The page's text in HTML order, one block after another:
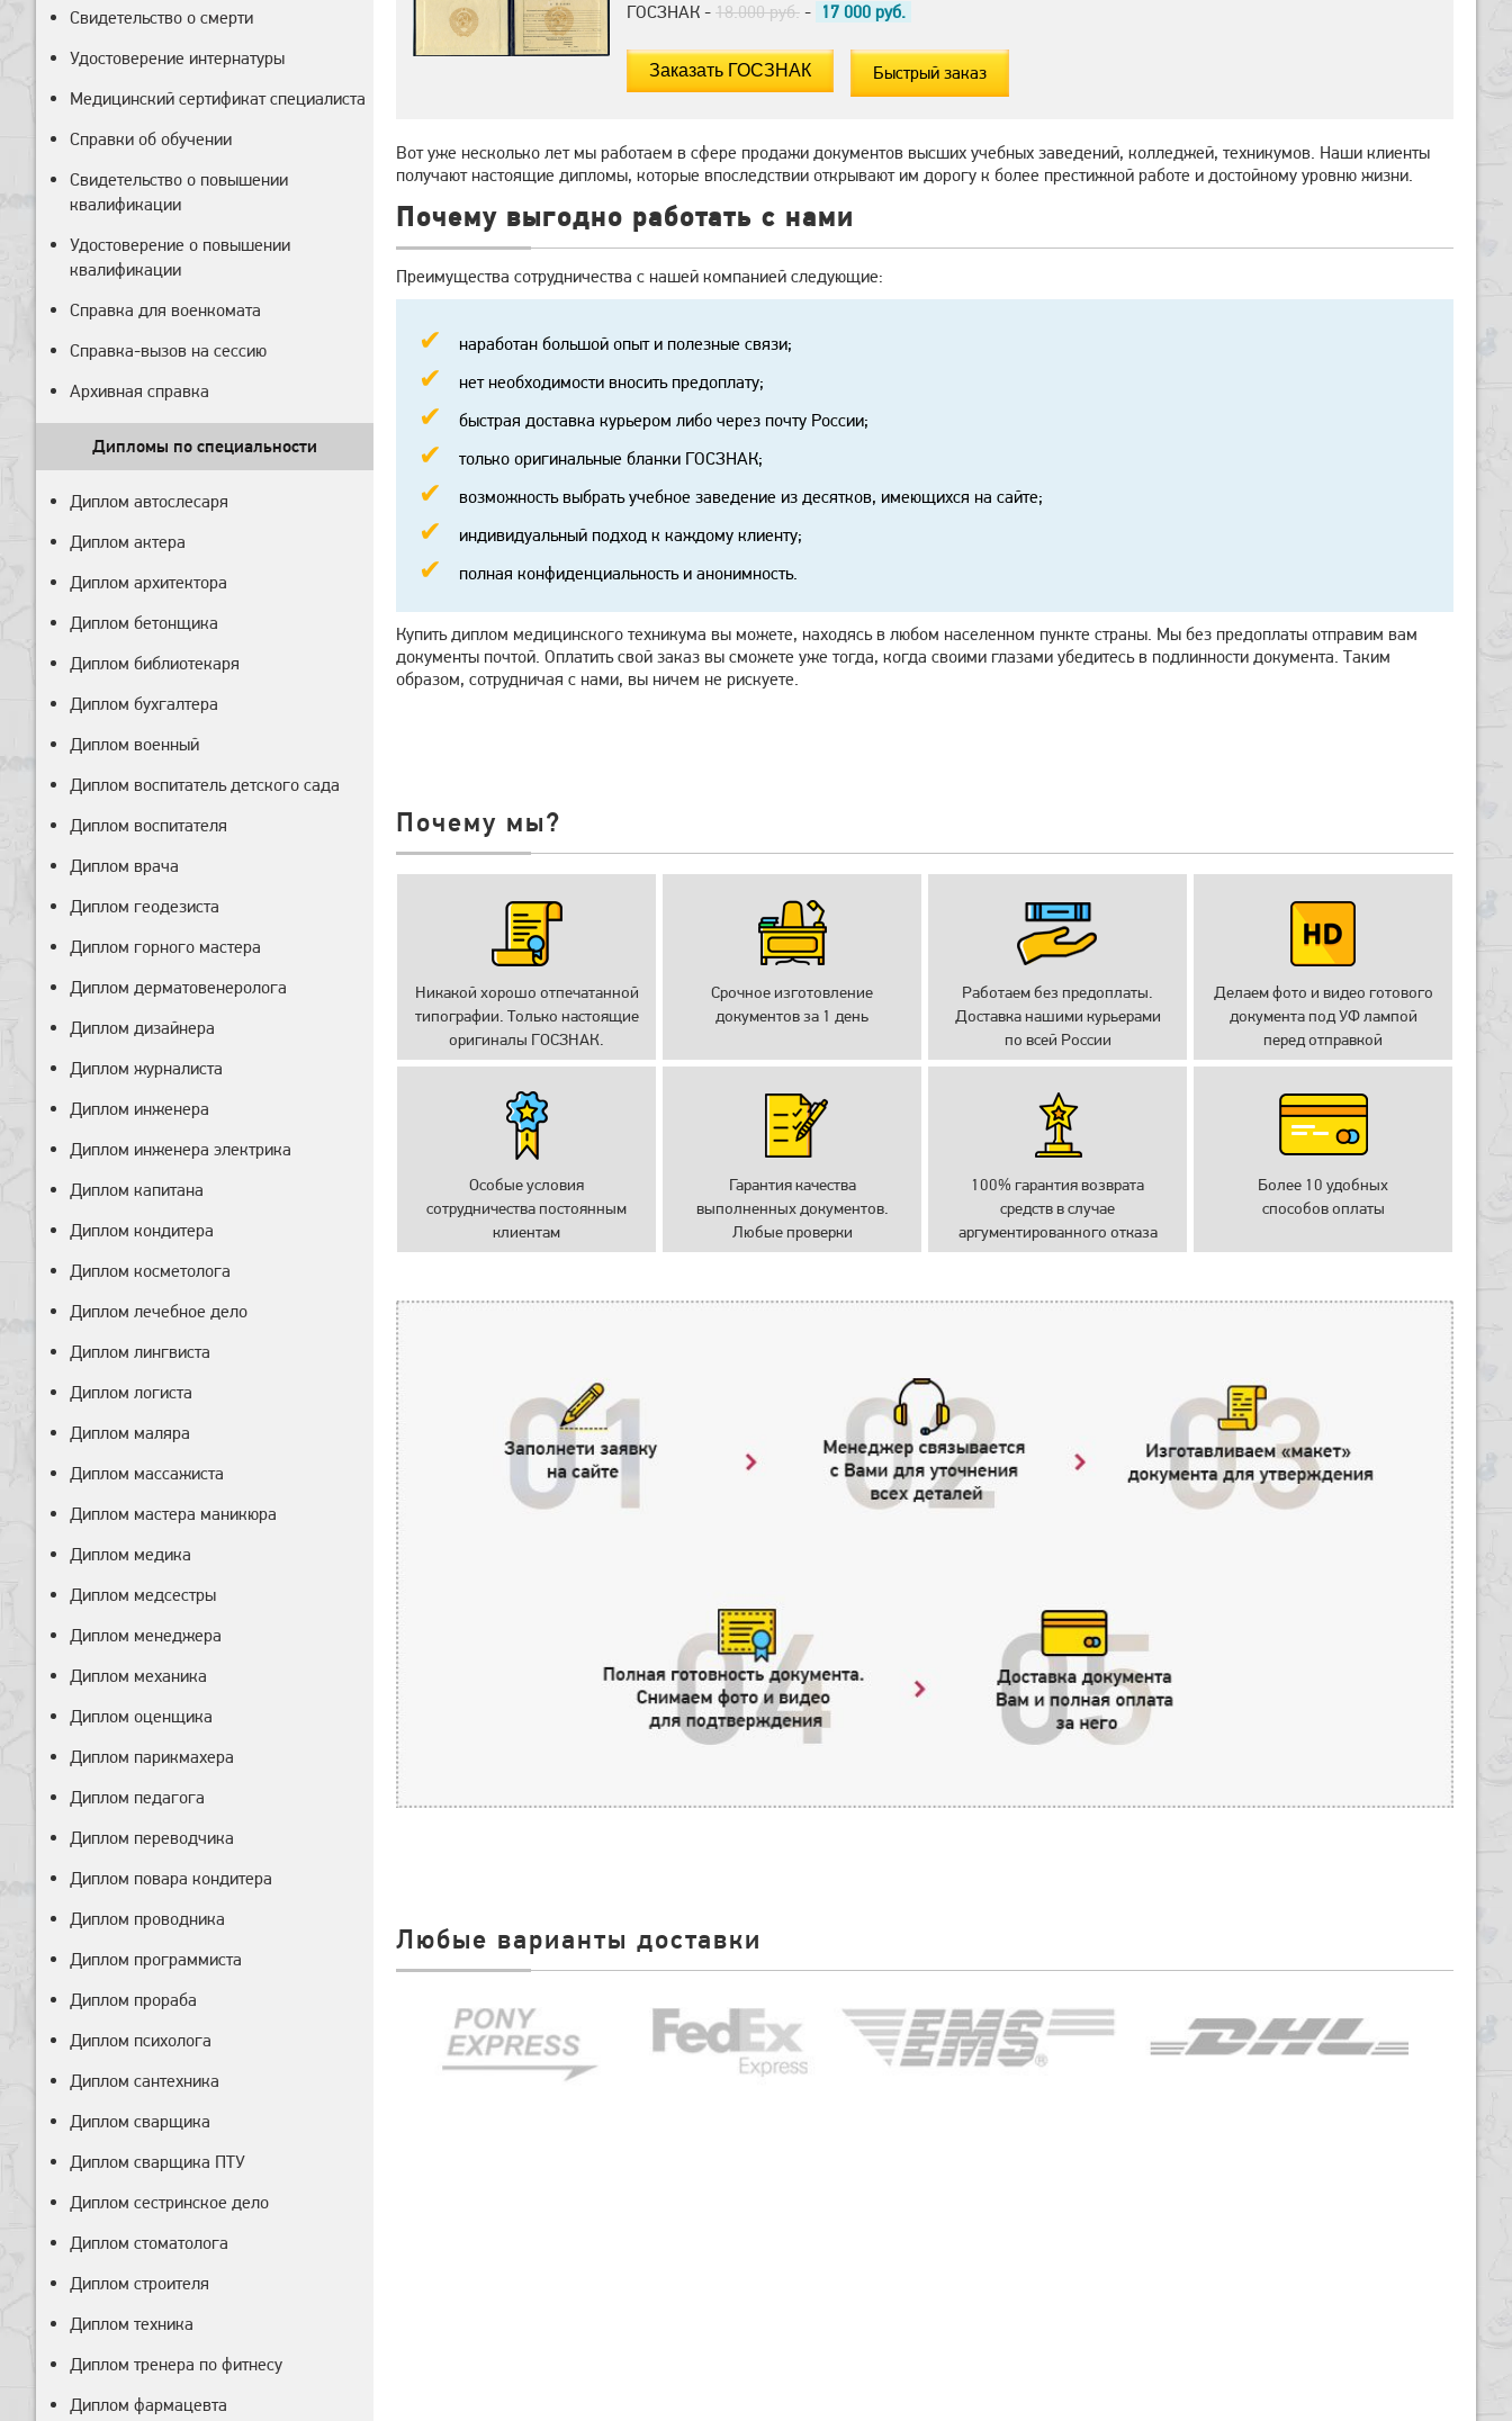
ГОСЗНАК - 18.000 руб. - 17 000 руб.
Быстрый заказ
Вот уже несколько лет мы работаем в сфере продажи документов высших учебных заведений, колледжей, техникумов. Наши клиенты
получают настоящие дипломы, которые впоследствии открывают им дорогу к более престижной работе и достойному уровню жизни.
Почему выгодно работать с нами
Преимущества сотрудничества с нашей компанией следующие:
наработан большой опыт и полезные связи;
нет необходимости вносить предоплату;
быстрая доставка курьером либо через почту России;
только оригинальные бланки ГОСЗНАК;
возможность выбрать учебное заведение из десятков, имеющихся на сайте;
индивидуальный подход к каждому клиенту;
полная конфиденциальность и анонимность.
Купить диплом медицинского техникума вы можете, находясь в любом населенном пункте страны. Мы без предоплаты отправим вам
документы почтой. Оплатить свой заказ вы сможете уже тогда, когда своими глазами убедитесь в подлинности документа. Таким
образом, сотрудничая с нами, вы ничем не рискуете.
Почему мы?
Никакой хорошо отпечатанной
типографии. Только настоящие
оригиналы ГОСЗНАК.
Срочное изготовление
документов за 1 день
Работаем без предоплаты.
Доставка нашими курьерами
по всей России
Делаем фото и видео готового
документа под УФ лампой
перед отправкой
Особые условия
сотрудничества постоянным
клиентам
Гарантия качества
выполненных документов.
Любые проверки
100% гарантия возврата
средств в случае
аргументированного отказа
Более 10 удобных
способов оплаты
Любые варианты доставки
Свидетельство о смерти
Удостоверение интернатуры
Медицинский сертификат специалиста
Справки об обучении
Свидетельство о повышении
квалификации
Удостоверение о повышении
квалификации
Справка для военкомата
Справка-вызов на сессию
Архивная справка
Дипломы по специальности
Диплом автослесаря
Диплом актера
Диплом архитектора
Диплом бетонщика
Диплом библиотекаря
Диплом бухгалтера
Диплом военный
Диплом воспитатель детского сада
Диплом воспитателя
Диплом врача
Диплом геодезиста
Диплом горного мастера
Диплом дерматовенеролога
Диплом дизайнера
Диплом журналиста
Диплом инженера
Диплом инженера электрика
Диплом капитана
Диплом кондитера
Диплом косметолога
Диплом лечебное дело
Диплом лингвиста
Диплом логиста
Диплом маляра
Диплом массажиста
Диплом мастера маникюра
Диплом медика
Диплом медсестры
Диплом менеджера
Диплом механика
Диплом оценщика
Диплом парикмахера
Диплом педагога
Диплом переводчика
Диплом повара кондитера
Диплом проводника
Диплом программиста
Диплом прораба
Диплом психолога
Диплом сантехника
Диплом сварщика
Диплом сварщика ПТУ
Диплом сестринское дело
Диплом стоматолога
Диплом строителя
Диплом техника
Диплом тренера по фитнесу
Диплом фармацевта